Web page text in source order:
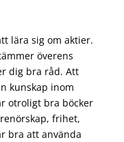
lära sig om aktier.
överens
dig bra råd. Att
kunskap inom
otroligt bra böcker
frihet,
bra att använda